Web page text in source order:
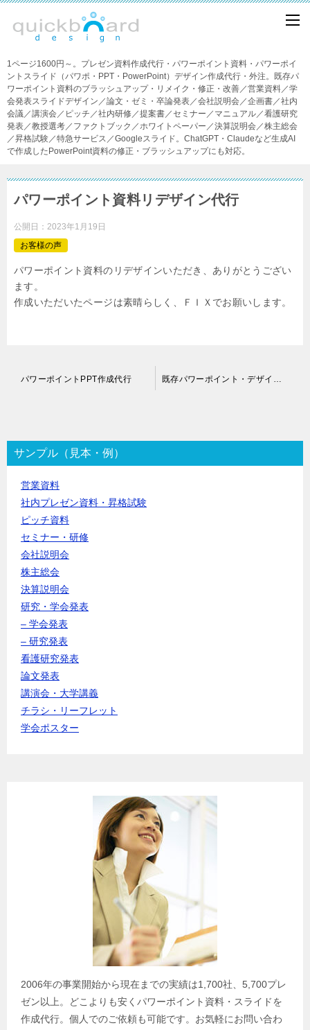
1ページ1600円～。プレゼン資料作成代行・パワーポイント資料・パワーポイ
ントスライド（パワポ・PPT・PowerPoint）デザイン作成代行・外注。既存パ
ワーポイント資料のブラッシュアップ・リメイク・修正・改善／営業資料／学
会発表スライドデザイン／論文・ゼミ・卒論発表／会社説明会／企画書／社内
会議／講演会／ピッチ／社内研修／提案書／セミナー／マニュアル／看護研究
発表／教授選考／ファクトブック／ホワイトペーパー／決算説明会／株主総会
／昇格試験／特急サービス／Googleスライド。ChatGPT・Claudeなど生成AI
で作成したPowerPoint資料の修正・ブラッシュアップにも対応。
パワーポイント資料リデザイン代行
公開日： 2023年1月19日
お客様の声
パワーポイント資料のリデザインいただき、ありがとうござい
ます。
作成いただいたページは素晴らしく、ＦＩＸでお願いします。
ゲ
ー
シ
パワーポイントPPT作成代行
サンプル（見本・例）
営業資料
社内プレゼン資料・昇格試験
ピッチ資料
セミナー・研修
会社説明会
株主総会
決算説明会
研究・学会発表
– 学会発表
– 研究発表
看護研究発表
論文発表
講演会・大学講義
チラシ・リーフレット
学会ポスター
2006年の事業開始から現在までの実績は1,700社、5,700プレ
ゼン以上。どこよりも安くパワーポイント資料・スライドを
作成代行。個人でのご依頼も可能です。お気軽にお問い合わ